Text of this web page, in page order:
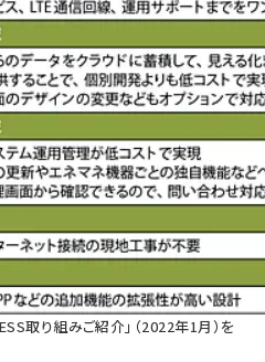
取り組みご紹介」（2022年1月）を